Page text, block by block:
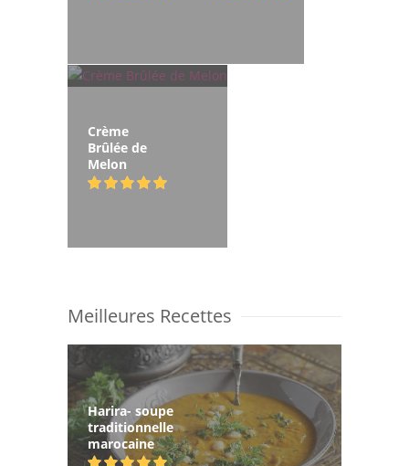
Crème
Brûlée de
Melon
Meilleures Recettes
Harira- soupe
traditionnelle
marocaine